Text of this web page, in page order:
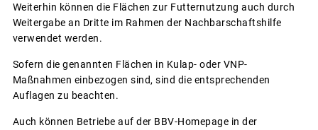
Weiterhin können die Flächen zur Futternutzung auch durch
Weitergabe an Dritte im Rahmen der Nachbarschaftshilfe
verwendet werden.
Sofern die genannten Flächen in Kulap- oder VNP-
Maßnahmen einbezogen sind, sind die entsprechenden
Auflagen zu beachten.
Auch können Betriebe auf der BBV-Homepage in der